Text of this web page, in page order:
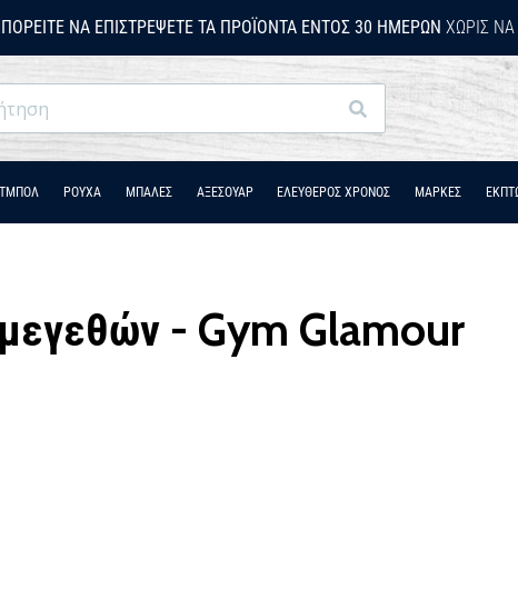
ΝΑ ΕΠΙΣΤΡΈΨΕΤΕ ΤΑ ΠΡΟΪΌΝΤΑ ΕΝΤΌΣ 30 ΗΜΕΡΏΝ ΧΩΡΊΣ ΝΑ
Αναζήτηση
ΡΟΎΧΑ ΜΠΑΛΕΣ ΑΞΕΣΟΥΑΡ ΕΛΕΥΘΕΡΟΣ ΧΡΟΝΟΣ ΜΑΡΚΕΣ
- Gym Glamour